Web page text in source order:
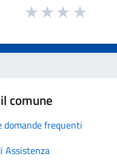
comune
domande frequenti
Assistenza